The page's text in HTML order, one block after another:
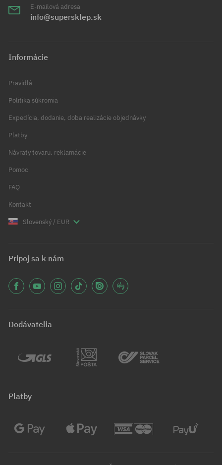
E-mailová adresa
info@supersklep.sk
Informácie
Pravidlá
Politika súkromia
Expedícia, dodanie, doba realizácie objednávky
Platby
Návraty tovaru, reklamácie
Pomoc
FAQ
Kontakt
Slovenský / EUR
Pripoj sa k nám
Dodávatelia
Platby